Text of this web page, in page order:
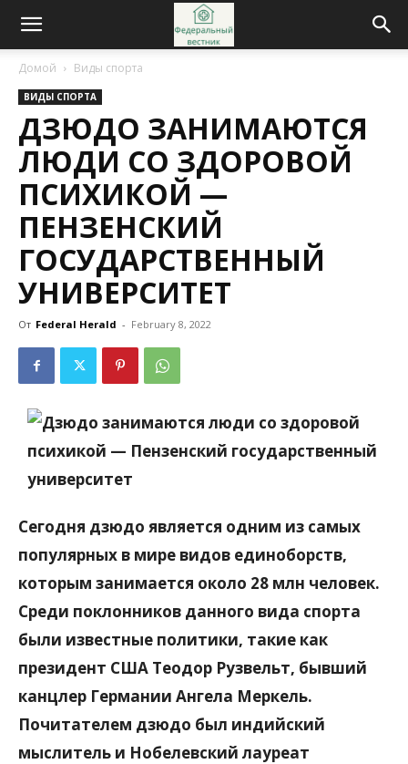
Домой Виды спорта
ВИДЫ СПОРТА
ДЗЮДО ЗАНИМАЮТСЯ
ЛЮДИ СО ЗДОРОВОЙ
ПСИХИКОЙ —
ПЕНЗЕНСКИЙ
ГОСУДАРСТВЕННЫЙ
УНИВЕРСИТЕТ
От Federal Herald - February 8, 2022
Сегодня дзюдо является одним из самых
популярных в мире видов единоборств,
которым занимается около 28 млн человек.
Среди поклонников данного вида спорта
были известные политики, такие как
президент США Теодор Рузвельт, бывший
канцлер Германии Ангела Меркель.
Почитателем дзюдо был индийский
мыслитель и Нобелевский лауреат